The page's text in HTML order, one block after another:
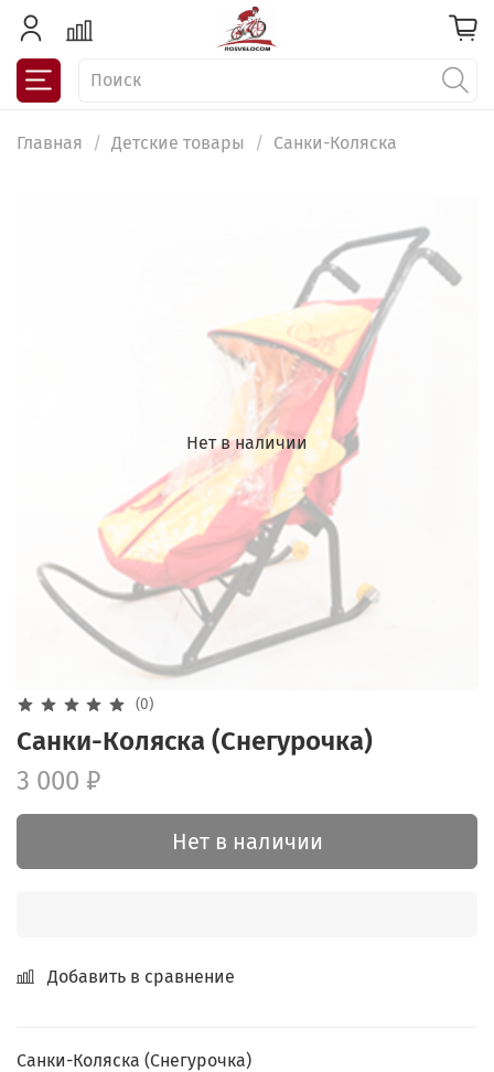
Главная Детские товары Санки-Коляска
Нет в наличии
(0)
Санки-Коляска (Снегурочка)
3 000 ₽
Нет в наличии
Добавить в сравнение
Санки-Коляска (Снегурочка)